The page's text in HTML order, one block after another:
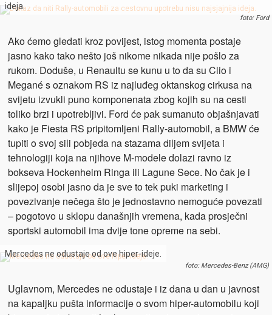
ideja.
foto: Ford
Ako ćemo gledati kroz povijest, istog momenta postaje
jasno kako tako nešto još nikome nikada nije pošlo za
rukom. Doduše, u Renaultu se kunu u to da su Clio i
Megané s oznakom RS iz najluđeg oktanskog cirkusa na
svijetu izvukli puno komponenata zbog kojih su na cesti
toliko brzi i upotrebljivi. Ford će pak sumanuto objašnjavati
kako je Fiesta RS pripitomljeni Rally-automobil, a BMW će
tupiti o svoj sili pobjeda na stazama diljem svijeta i
tehnologiji koja na njihove M-modele dolazi ravno iz
bokseva Hockenheim Ringa ili Lagune Sece. No čak je i
slijepoj osobi jasno da je sve to tek puki marketing i
povezivanje nečega što je jednostavno nemoguće povezati
– pogotovo u sklopu današnjih vremena, kada prosječni
sportski automobil ima dvije tone opreme na sebi.
Mercedes ne odustaje od ove hiper-ideje.
foto: Mercedes-Benz (AMG)
Uglavnom, Mercedes ne odustaje i iz dana u dan u javnost
na kapaljku pušta informacije o svom hiper-automobilu koji